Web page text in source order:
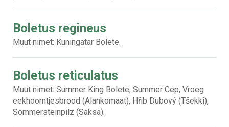
Boletus regineus
Muut nimet: Kuningatar Bolete.
Boletus reticulatus
Muut nimet: Summer King Bolete, Summer Cep, Vroeg
eekhoorntjesbrood (Alankomaat), Hřib Dubový (Tšekki),
Sommersteinpilz (Saksa).